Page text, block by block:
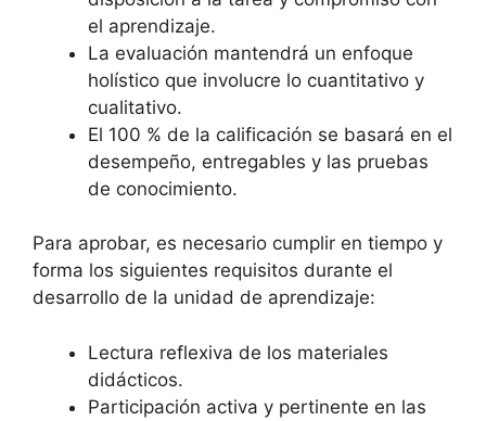
el aprendizaje.
La evaluación mantendrá un enfoque
holístico que involucre lo cuantitativo y
cualitativo.
El 100 % de la calificación se basará en el
desempeño, entregables y las pruebas
de conocimiento.
Para aprobar, es necesario cumplir en tiempo y
forma los siguientes requisitos durante el
desarrollo de la unidad de aprendizaje:
Lectura reflexiva de los materiales
didácticos.
Participación activa y pertinente en las